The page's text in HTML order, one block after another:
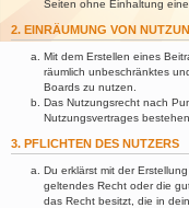
Seiten ohne Einhaltung
2. EINRÄUMUNG VON
Mit dem Erstellen eines
räumlich unbeschränktes
Boards zu nutzen.
Das Nutzungsrecht nach
Nutzungsvertrages bestehen.
3. PFLICHTEN DES NUTZERS
Du erklärst mit der
geltendes Recht oder die
das Recht besitzt, die in